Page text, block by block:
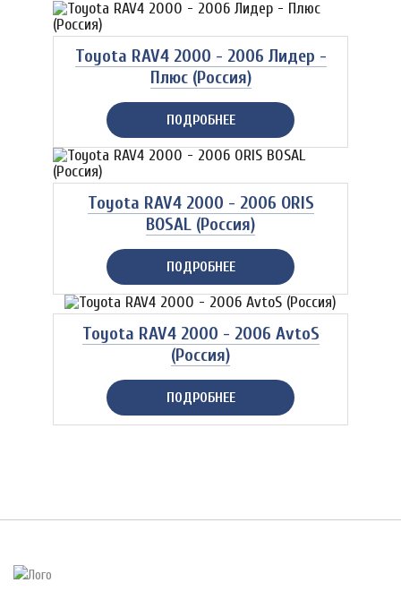
Toyota RAV4 2000 - 2006 Лидер -
Плюс (Россия)
ПОДРОБНЕЕ
Toyota RAV4 2000 - 2006 ORIS
BOSAL (Россия)
ПОДРОБНЕЕ
Toyota RAV4 2000 - 2006 AvtoS
(Россия)
ПОДРОБНЕЕ